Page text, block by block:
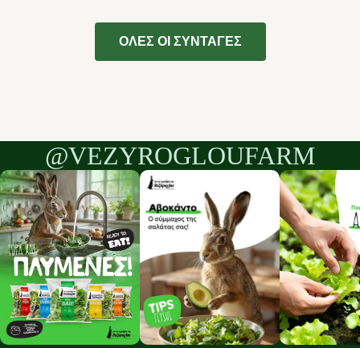
ΟΛΕΣ ΟΙ ΣΥΝΤΑΓΕΣ
@VEZYROGLOUFARM